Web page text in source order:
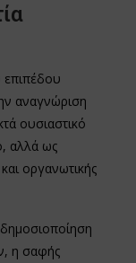
επιπέδου
αναγνώριση
ουσιαστικό
αλλά ως
οργανωτικής
η σαφής